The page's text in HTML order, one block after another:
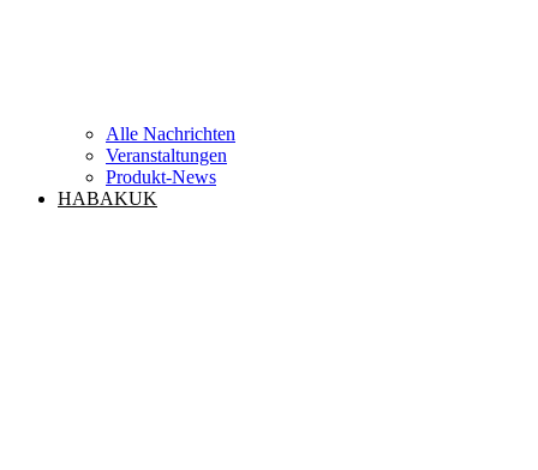
Alle Nachrichten
Veranstaltungen
Produkt-News
HABAKUK